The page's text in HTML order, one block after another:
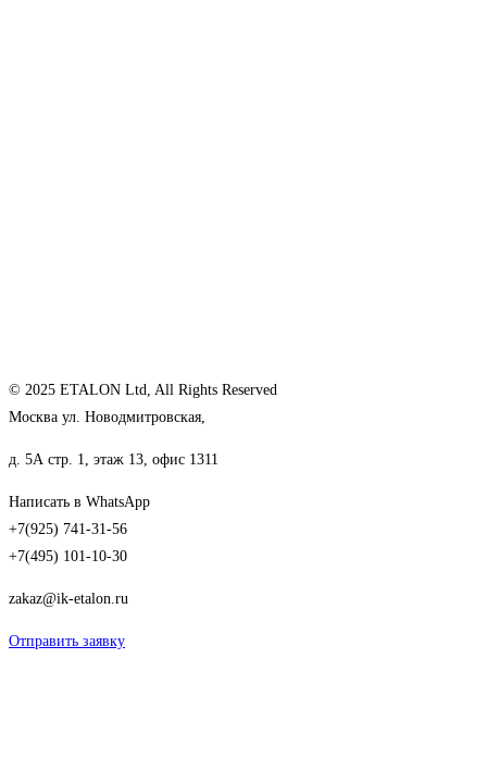
© 2025 ETALON Ltd, All Rights Reserved
Москва ул. Новодмитровская,
д. 5А стр. 1, этаж 13, офис 1311
Написать в WhatsApp
+7(925) 741-31-56
+7(495) 101-10-30
zakaz@ik-etalon.ru
Отправить заявку